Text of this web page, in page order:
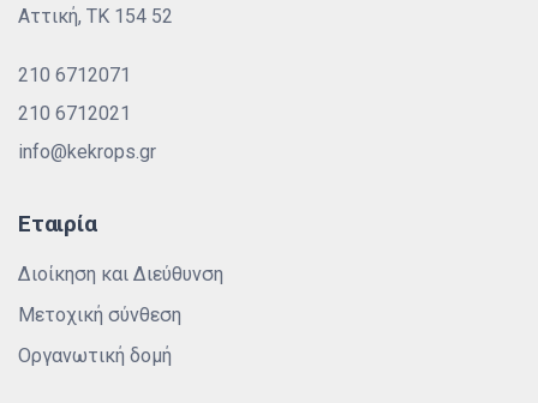
Αττική, ΤΚ 154 52
210 6712071
210 6712021
info@kekrops.gr
Εταιρία
Διοίκηση και Διεύθυνση
Μετοχική σύνθεση
Οργανωτική δομή